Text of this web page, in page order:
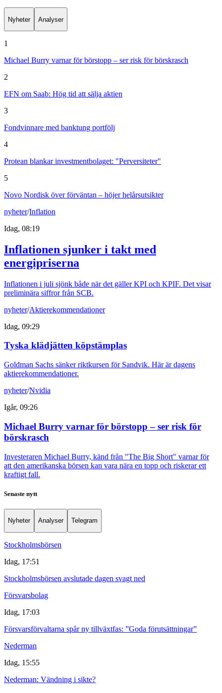
Nyheter Analyser
1
Michael Burry varnar för börstopp – ser risk för börskrasch
2
EFN om Saab: Hög tid att sälja aktien
3
Fondvinnare med banktung portfölj
4
Protean blankar investmentbolaget: "Perversiteter"
5
Novo Nordisk över förväntan – höjer helårsutsikter
nyheter/Inflation
Idag, 08:19
Inflationen sjunker i takt med
energipriserna
Inflationen i juli sjönk både när det gäller KPI och KPIF. Det visar
preliminära siffror från SCB.
nyheter/Aktierekommendationer
Idag, 09:29
Tyska klädjätten köpstämplas
Goldman Sachs sänker riktkursen för Sandvik. Här är dagens
aktierekommendationer.
nyheter/Nvidia
Igår, 09:26
Michael Burry varnar för börstopp – ser risk för
börskrasch
Investeraren Michael Burry, känd från "The Big Short" varnar för
att den amerikanska börsen kan vara nära en topp och riskerar ett
kraftigt fall.
Senaste nytt
Nyheter Analyser Telegram
Stockholmsbörsen
Idag, 17:51
Stockholmsbörsen avslutade dagen svagt ned
Försvarsbolag
Idag, 17:03
Försvarsförvaltarna spår ny tillväxtfas: ”Goda förutsättningar”
Nederman
Idag, 15:55
Nederman: Vändning i sikte?